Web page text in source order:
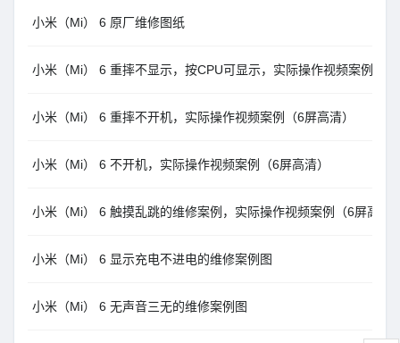
小米（Mi） 6 原厂维修图纸
小米（Mi） 6 重摔不显示，按CPU可显示，实际操作视频案例（6
小米（Mi） 6 重摔不开机，实际操作视频案例（6屏高清）
小米（Mi） 6 不开机，实际操作视频案例（6屏高清）
小米（Mi） 6 触摸乱跳的维修案例，实际操作视频案例（6屏高清
小米（Mi） 6 显示充电不进电的维修案例图
小米（Mi） 6 无声音三无的维修案例图